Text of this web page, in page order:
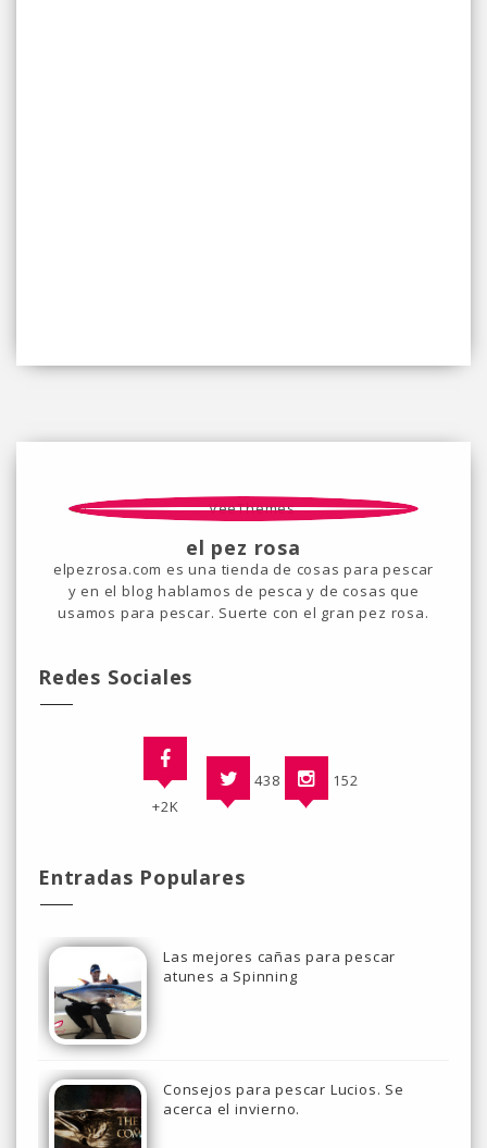
el pez rosa
elpezrosa.com es una tienda de cosas para pescar
y en el blog hablamos de pesca y de cosas que
usamos para pescar. Suerte con el gran pez rosa.
Redes Sociales
+2K
438 152
Entradas Populares
Las mejores cañas para pescar
atunes a Spinning
Consejos para pescar Lucios. Se
acerca el invierno.